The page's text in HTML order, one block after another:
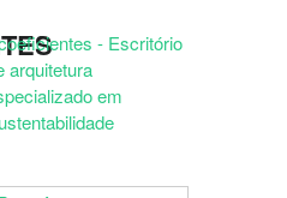
- Escritório
arquitetura
em